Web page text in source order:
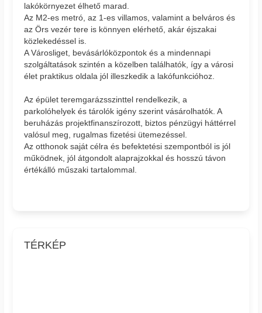
lakókörnyezet élhető marad.
Az M2-es metró, az 1-es villamos, valamint a belváros és
az Örs vezér tere is könnyen elérhető, akár éjszakai
közlekedéssel is.
A Városliget, bevásárlóközpontok és a mindennapi
szolgáltatások szintén a közelben találhatók, így a városi
élet praktikus oldala jól illeszkedik a lakófunkcióhoz.
Az épület teremgarázsszinttel rendelkezik, a
parkolóhelyek és tárolók igény szerint vásárolhatók. A
beruházás projektfinanszírozott, biztos pénzügyi háttérrel
valósul meg, rugalmas fizetési ütemezéssel.
Az otthonok saját célra és befektetési szempontból is jól
működnek, jól átgondolt alaprajzokkal és hosszú távon
értékálló műszaki tartalommal.
TÉRKÉP